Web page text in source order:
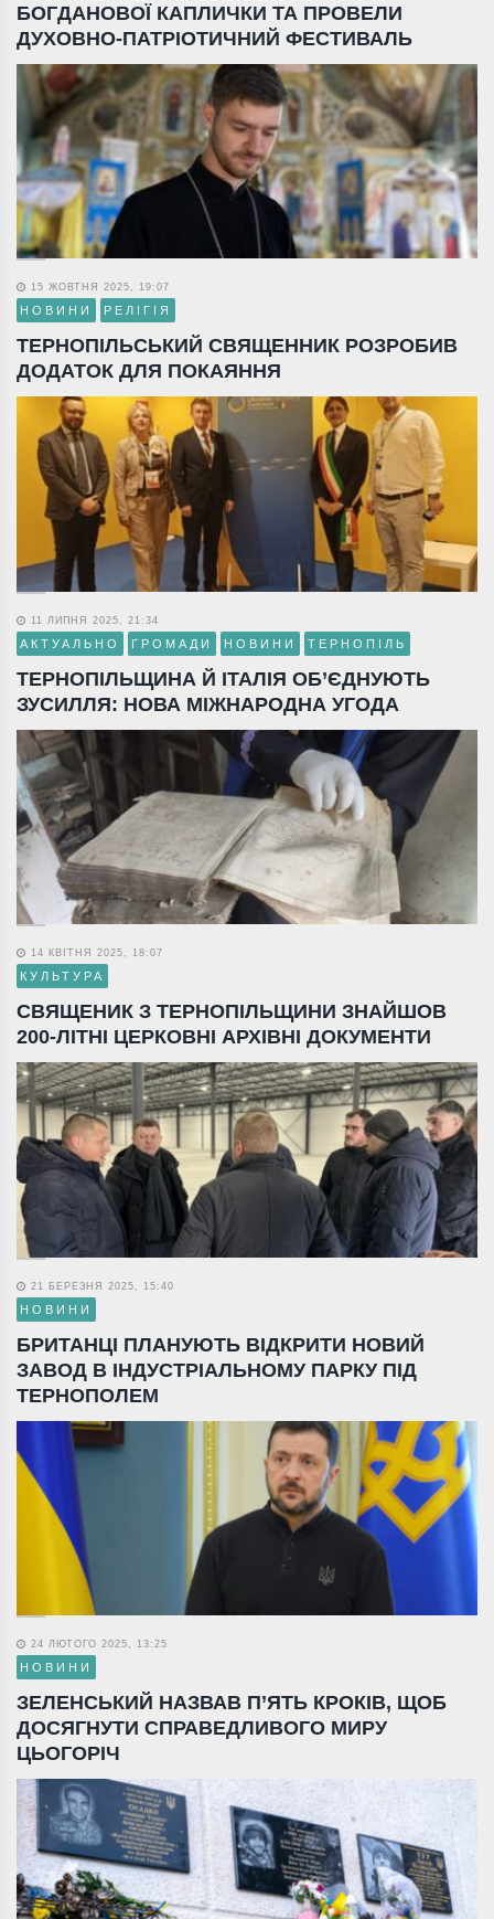
БОГДАНОВОЇ КАПЛИЧКИ ТА ПРОВЕЛИ
ДУХОВНО-ПАТРІОТИЧНИЙ ФЕСТИВАЛЬ
15 ЖОВТНЯ 2025, 19:07
НОВИНИ РЕЛІГІЯ
ТЕРНОПІЛЬСЬКИЙ СВЯЩЕННИК РОЗРОБИВ
ДОДАТОК ДЛЯ ПОКАЯННЯ
11 ЛИПНЯ 2025, 21:34
АКТУАЛЬНО ГРОМАДИ НОВИНИ ТЕРНОПІЛЬ
ТЕРНОПІЛЬЩИНА Й ІТАЛІЯ ОБ’ЄДНУЮТЬ
ЗУСИЛЛЯ: НОВА МІЖНАРОДНА УГОДА
14 КВІТНЯ 2025, 18:07
КУЛЬТУРА
СВЯЩЕНИК З ТЕРНОПІЛЬЩИНИ ЗНАЙШОВ
200-ЛІТНІ ЦЕРКОВНІ АРХІВНІ ДОКУМЕНТИ
21 БЕРЕЗНЯ 2025, 15:40
НОВИНИ
БРИТАНЦІ ПЛАНУЮТЬ ВІДКРИТИ НОВИЙ
ЗАВОД В ІНДУСТРІАЛЬНОМУ ПАРКУ ПІД
ТЕРНОПОЛЕМ
24 ЛЮТОГО 2025, 13:25
НОВИНИ
ЗЕЛЕНСЬКИЙ НАЗВАВ П’ЯТЬ КРОКІВ, ЩОБ
ДОСЯГНУТИ СПРАВЕДЛИВОГО МИРУ
ЦЬОГОРІЧ